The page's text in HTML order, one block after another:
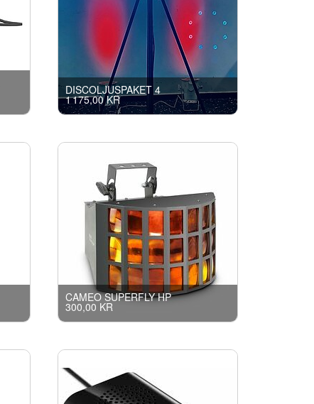
DISCOLJUSPAKET 4
1 175,00 KR
CAMEO SUPERFLY HP
300,00 KR